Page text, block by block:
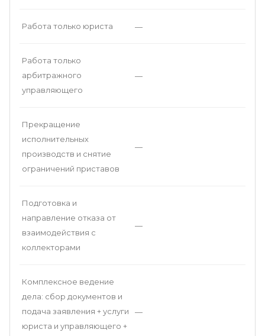
Работа только юриста —
Работа только
арбитражного
управляющего
—
Прекращение
исполнительных
производств и снятие
ограничений приставов
—
Подготовка и
направление отказа от
взаимодействия с
коллекторами
—
Комплексное ведение
дела: сбор документов и
подача заявления + услуги
юриста и управляющего +
—